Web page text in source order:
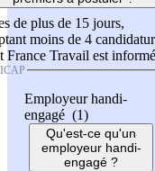
de plus de 15 jours,
moins de 4
France Travail est
Employeur handi-
engagé (1)
Qu'est-ce qu'un
employeur handi-
engagé ?